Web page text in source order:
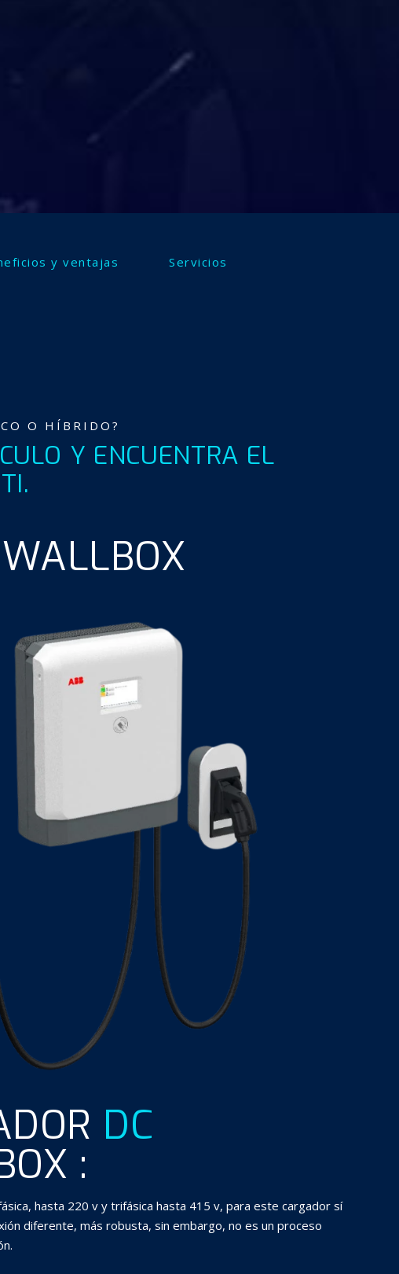
y ventajas Servicios
O HÍBRIDO?
Y ENCUENTRA EL
DC
:
hasta 220 v y trifásica hasta 415 v, para este cargador sí
diferente, más robusta, sin embargo, no es un proceso